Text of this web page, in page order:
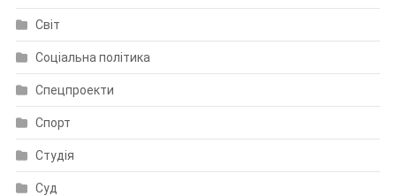
Світ
Соціальна політика
Спецпроекти
Спорт
Студія
Суд